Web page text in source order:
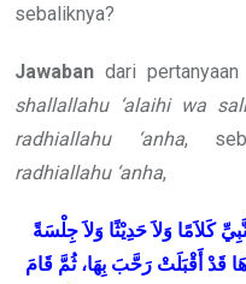
sebaliknya?
Jawabandari
shallallahu ‘alaihi wa
radhiallahu ‘anha,
radhiallahu ‘anha,
كَلاَمًا وَلاَ حَدِيْثًا وَلاَ جِلْسَةً
قَدْ أَقْبَلَتْ رَحَّبَ بِهَا، ثُمَّ قَامَ